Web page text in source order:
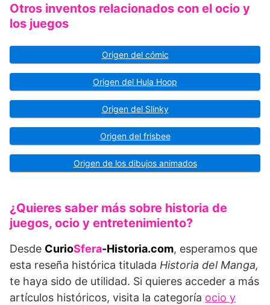
Otros inventos relacionados con el ocio y
los juegos
Origen del cómic
Origen del Hula Hoop
Origen del Slinky
Origen del frisbee
Origen de los dibujos animados
¿Quieres saber más sobre historia de
juegos, ocio y entretenimiento?
Desde CurioSfera-Historia.com, esperamos que
esta reseña histórica titulada Historia del Manga,
te haya sido de utilidad. Si quieres acceder a más
artículos históricos, visita la categoría ocio y